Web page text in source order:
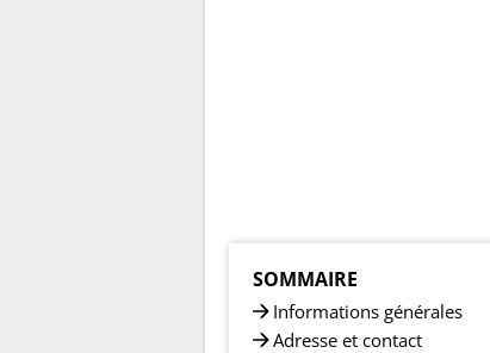
SOMMAIRE
Informations générales
Adresse et contact